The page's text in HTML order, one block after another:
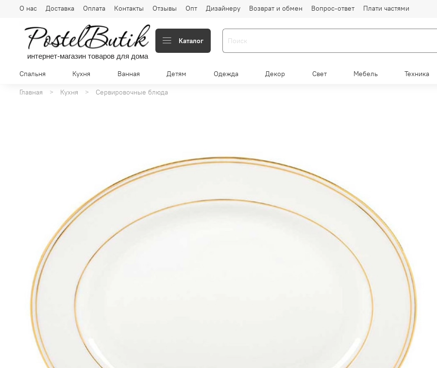
О нас Доставка Оплата Контакты Отзывы Опт Дизайнеру Возврат и обмен Вопрос-ответ Плати частями
интернет-магазин товаров для дома
Каталог
Спальня Кухня Ванная Детям Одежда Декор Свет Мебель Техника
Главная Кухня Сервировочные блюда